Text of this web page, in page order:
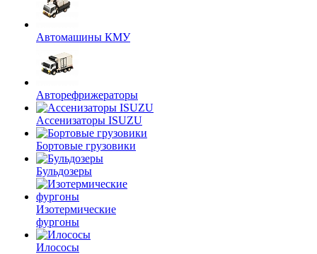
Автомашины КМУ
Авторефрижераторы
Ассенизаторы ISUZU
Бортовые грузовики
Бульдозеры
Изотермические
фургоны
Илососы